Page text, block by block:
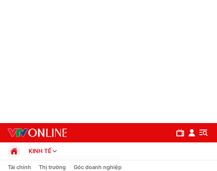
KINH TẾ
Chính trị
Tài chính Thị trường Góc doanh nghiệp